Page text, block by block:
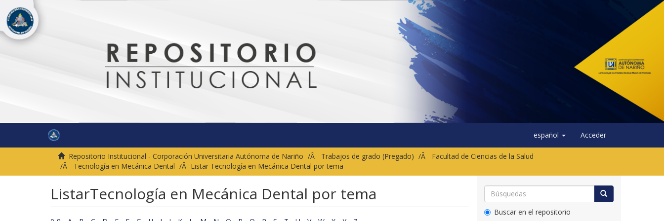
español Acceder
Repositorio Institucional - Corporación Universitaria Autónoma de Nariño Trabajos de grado (Pregado)
Facultad de Ciencias de la Salud
Tecnología en Mecánica Dental
Listar Tecnología en Mecánica Dental por tema
ListarTecnología en Mecánica Dental por tema
Buscar en el repositorio